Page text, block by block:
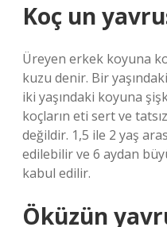
Koç un
Üreyen erkek koyuna
kuzu denir. Bir
iki yaşındaki koyuna
koçların eti sert ve
değildir. 1,5 ile 2 yaş
edilebilir ve 6 aydan
kabul edilir.
Öküzün